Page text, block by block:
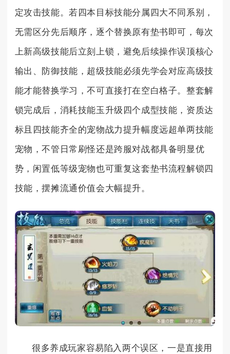
定攻击技能。若四本目标技能分属四大不同系别，
无需区分先后顺序，逐个替换原有垫书即可，每次
上新高级技能后立刻上锁，避免后续操作误顶核心
输出、防御技能，超级技能必须先学会对应高级技
能才能替换学习，不可直接打在空白格子。整套解
锁完成后，消耗技能玉升级四个成型技能，资质达
标且四技能齐全的宠物战力提升幅度远超单两技能
宠物，不管日常刷怪还是跨服对战都具备明显优
势，闲置低等级宠物也可重复这套垫书流程解锁四
技能，摆摊流通价值会大幅提升。
很多养成玩家容易陷入两个误区，一是直接用